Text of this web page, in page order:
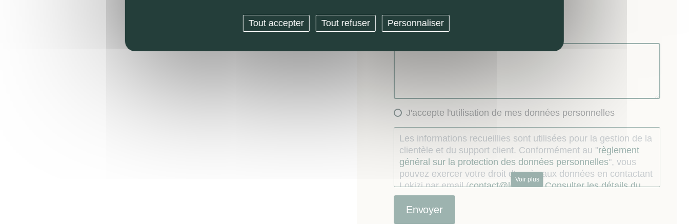
Autre
Message (optionnel) :
J'accepte l'utilisation de mes données personnelles
Les informations recueillies sont utilisées pour la gestion de la
clientèle et du support client. Conformément au "règlement
général sur la protection des données personnelles", vous
pouvez exercer votre droit d'accès aux données en contactant
Lokizi par email (contact@lokizi.fr).Consulter les détails du
consentement.
Le consommateur dont les coordonnées téléphoniques ont
étés recueillies par le Mandataire à l’occasion de la relation
Voir plus
Tout accepter Tout refuser Personnaliser